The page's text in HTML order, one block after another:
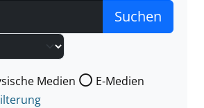
Medienart nach der Sie suchen wollen.
Medien
E-Medien